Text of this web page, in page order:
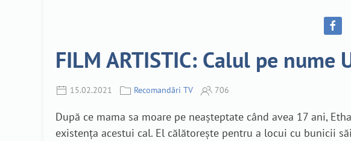
FILM ARTISTIC: Calul pe
15.02.2021 Recomandări TV 706
După ce mama sa moare pe neașteptate când avea 17 ani,
existența acestui cal. El călătorește pentru a locui cu bunicii